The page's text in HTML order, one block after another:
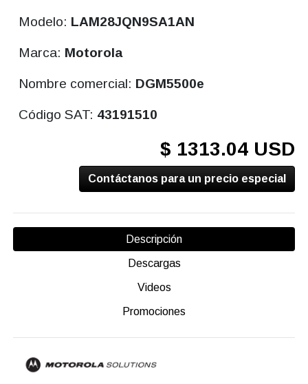
Modelo: LAM28JQN9SA1AN
Marca: Motorola
Nombre comercial: DGM5500e
Código SAT: 43191510
$ 1313.04 USD
Contáctanos para un precio especial
Descripción
Descargas
Videos
Promociones